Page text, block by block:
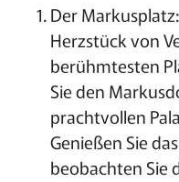
Der
Herzstück von
berühmtesten
Sie den
prachtvollen
Genießen Sie
beobachten Sie